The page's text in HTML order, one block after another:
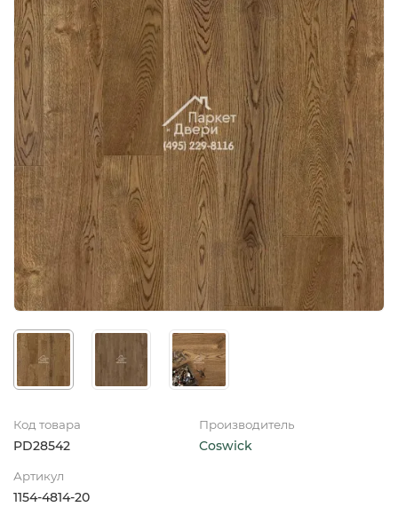
Код товара
PD28542
Производитель
Coswick
Артикул
1154-4814-20